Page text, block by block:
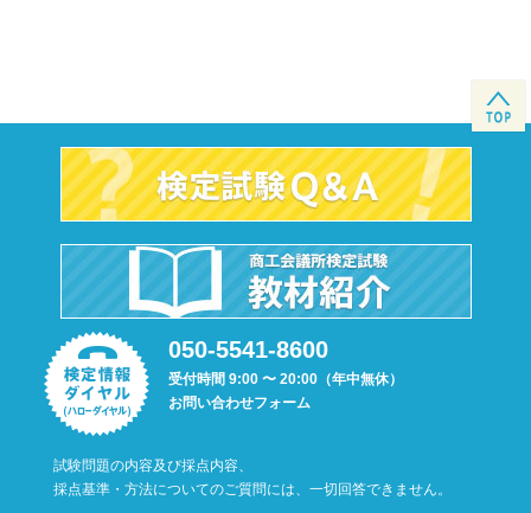
050-5541-8600
受付時間 9:00 〜 20:00（年中無休）
お問い合わせフォーム
試験問題の内容及び採点内容、
採点基準・方法についてのご質問には、一切回答できません。